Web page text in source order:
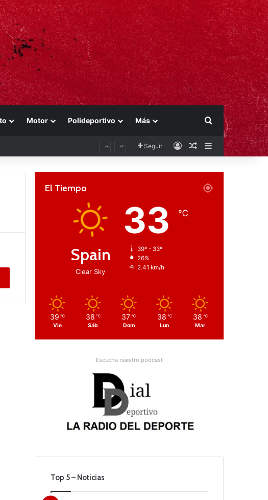
Motor Polideportivo Más Buscar por
Seguir AccesoPublicación al
Barra lateral
El Tiempo
Spain
Clear Sky
33 ℃
39º - 33º
26%
2.41 km/h
39 ℃
Vie
38 ℃
Sáb
37 ℃
Dom
38 ℃
Lun
38 ℃
Mar
Escucha nuestro podcast
Top 5 – Noticias